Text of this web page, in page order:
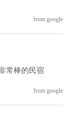
from google
常棒的民宿
from google